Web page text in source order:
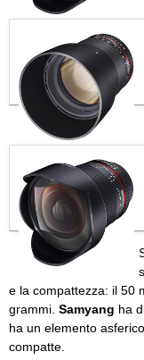
e la compattezza: il 50
grammi. Samyang ha
ha un elemento
compatte.